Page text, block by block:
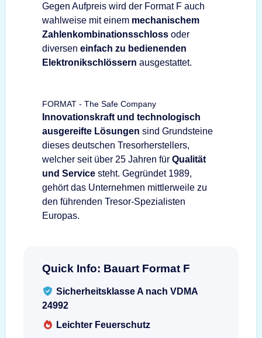
Gegen Aufpreis wird der Format F auch
wahlweise mit einem mechanischem
Zahlenkombinationsschloss oder
diversen einfach zu bedienenden
Elektronikschlössern ausgestattet.
FORMAT - The Safe Company
Innovationskraft und technologisch
ausgereifte Lösungen sind Grundsteine
dieses deutschen Tresorherstellers,
welcher seit über 25 Jahren für Qualität
und Service steht. Gegründet 1989,
gehört das Unternehmen mittlerweile zu
den führenden Tresor-Spezialisten
Europas.
Quick Info: Bauart Format F
Sicherheitsklasse A nach VDMA
24992
Leichter Feuerschutz